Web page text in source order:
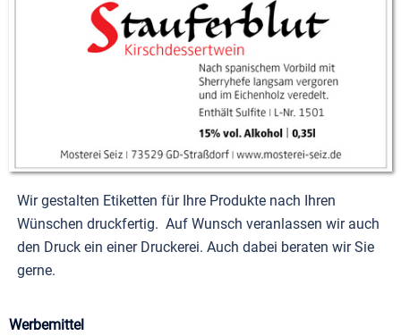
Wir gestalten Etiketten für Ihre Produkte nach Ihren
Wünschen druckfertig. Auf Wunsch veranlassen wir auch
den Druck ein einer Druckerei. Auch dabei beraten wir Sie
gerne.
Werbemittel